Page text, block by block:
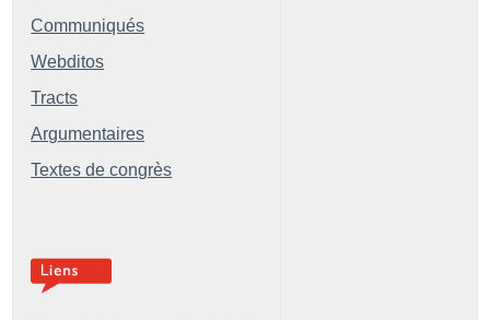
Communiqués
Webditos
Tracts
Argumentaires
Textes de congrès